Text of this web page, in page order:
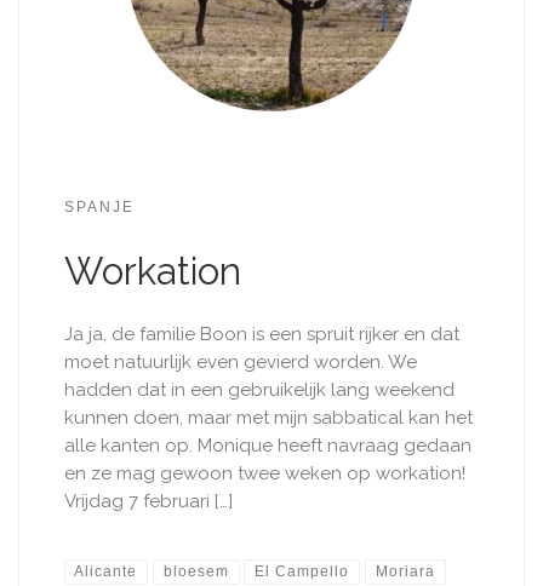
SPANJE
Workation
Ja ja, de familie Boon is een spruit rijker en dat
moet natuurlijk even gevierd worden. We
hadden dat in een gebruikelijk lang weekend
kunnen doen, maar met mijn sabbatical kan het
alle kanten op. Monique heeft navraag gedaan
en ze mag gewoon twee weken op workation!
Vrijdag 7 februari […]
Alicante bloesem El Campello Moriara